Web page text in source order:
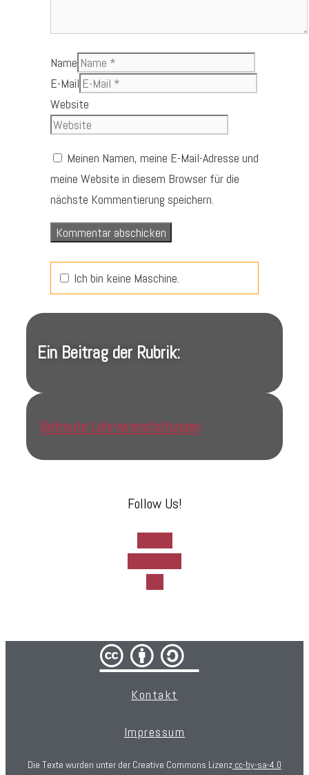
Name
E-Mail
Website
Meinen Namen, meine E-Mail-Adresse und
meine Website in diesem Browser für die
nächste Kommentierung speichern.
Ich bin keine Maschine.
Ein Beitrag der Rubrik:
Betreute Lehrveranstaltungen
Follow Us!
cba/
Kontakt
Impressum
Die Texte wurden unter der Creative Commons Lizenz cc-by-sa-4.0